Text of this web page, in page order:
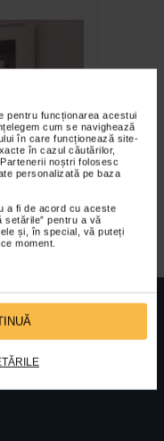
pentru funcționarea acestui
cum se navighează
în care funcționează site-
în cazul căutărilor,
noștri folosesc
personalizată pe baza
a fi de acord cu aceste
setările” pentru a vă
și, în special, vă puteți
moment.
4 PJ/ 29.01.2013